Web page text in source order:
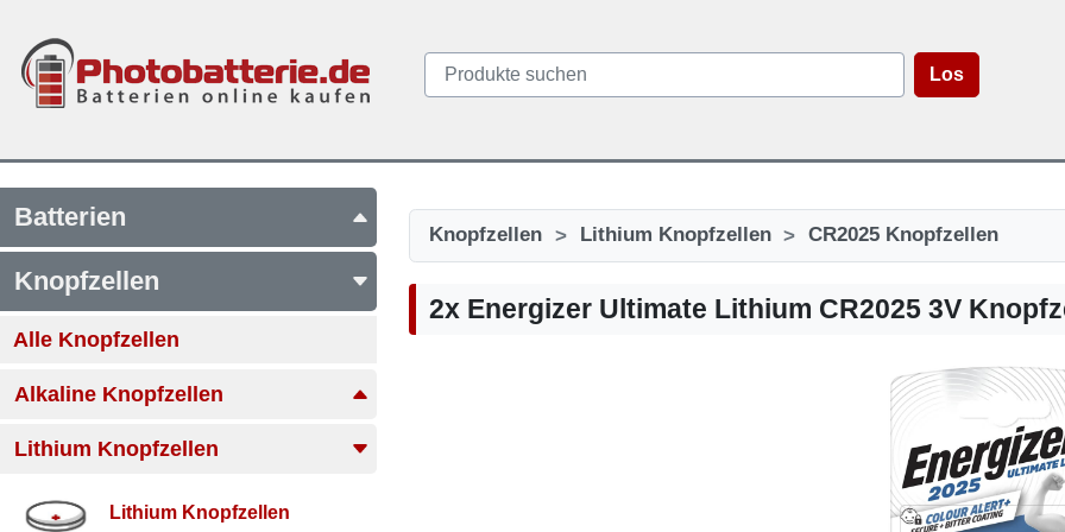
Los
Batterien
Knopfzellen
Alle Knopfzellen
Alkaline Knopfzellen
Lithium Knopfzellen
Lithium Knopfzellen
Knopfzellen > Lithium Knopfzellen > CR2025 Knopfzellen
2x Energizer Ultimate Lithium CR2025 3V